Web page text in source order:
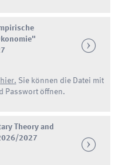
hier. Sie können die Datei mit
Passwort öffnen.
Theory and
2027